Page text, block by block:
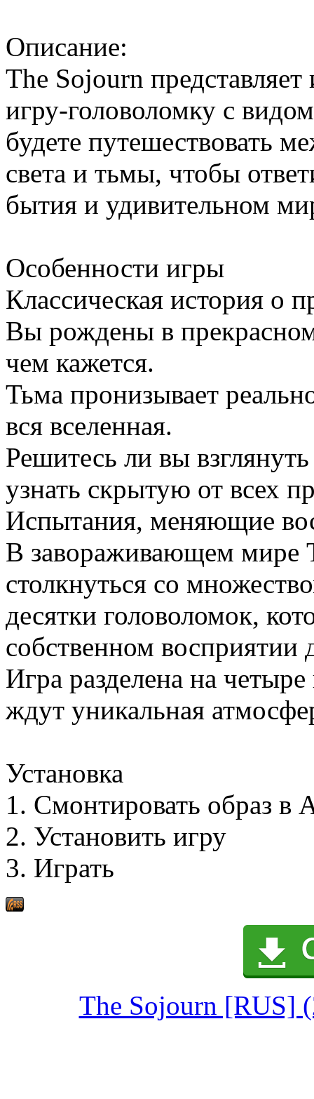
Описание:
The Sojourn
игру-головоломку с
будете путешествовать
света и тьмы, чтобы
бытия и удивительном
Особенности игры
Классическая история о
Вы рождены в
чем кажется.
Тьма пронизывает
вся вселенная.
Решитесь ли вы
узнать скрытую от всех
Испытания, меняющие
В завораживающем мире
столкнуться со
десятки головоломок,
собственном восприятии
Игра разделена на
ждут уникальная
Установка
1. Смонтировать образ
2. Установить игру
3. Играть
The Sojourn [RUS]